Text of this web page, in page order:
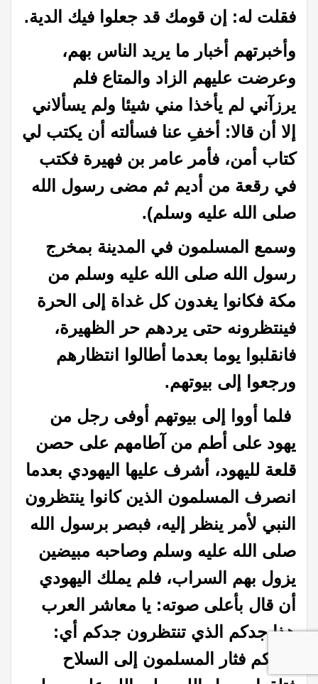
فقلت له: إن قومك قد جعلوا فيك الدية.
وأخبرتهم أخبار ما يريد الناس بهم،
وعرضت عليهم الزاد والمتاع فلم
يرزآني لم يأخذا مني شيئا ولم يسألاني
إلا أن قالا: أخفِ عنا فسألته أن يكتب لي
كتاب أمن، فأمر عامر بن فهيرة فكتب
في رقعة من أديم ثم مضى رسول الله
صلى الله عليه وسلم).
وسمع المسلمون في المدينة بمخرج
رسول الله صلى الله عليه وسلم من
مكة فكانوا يغدون كل غداة إلى الحرة
فينتظرونه حتى يردهم حر الظهيرة،
فانقلبوا يوما بعدما أطالوا انتظارهم
ورجعوا إلى بيوتهم.
فلما أووا إلى بيوتهم أوفى رجل من
يهود على أطم من آطامهم على حصن
قلعة لليهود، أشرف عليها اليهودي بعدما
انصرف المسلمون الذين كانوا ينتظرون
النبي لأمر ينظر إليه، فبصر برسول الله
صلى الله عليه وسلم وصاحبه مبيضين
يزول بهم السراب، فلم يملك اليهودي
أن قال بأعلى صوته: يا معاشر العرب
هذا جدكم الذي تنتظرون جدكم أي:
حظكم فثار المسلمون إلى السلاح